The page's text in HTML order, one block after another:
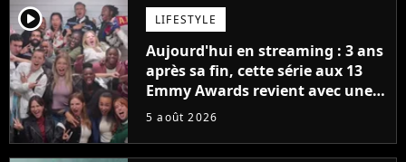
player2 LIFESTYLE
Aujourd'hui en streaming : 3 ans
après sa fin, cette série aux 13
Emmy Awards revient avec une
suite... totalement différente
5 août 2026